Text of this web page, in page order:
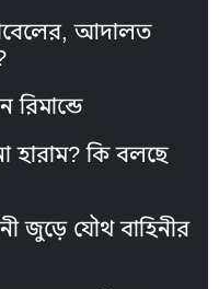
আদালত
হারাম? কি বলছে
জুড়ে যৌথ বাহিনীর